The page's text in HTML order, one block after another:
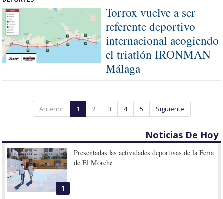
Torrox vuelve a ser
referente deportivo
internacional acogiendo
el triatlón IRONMAN
Málaga
Anterior 1 2 3 4 5 Siguiente
Noticias De Hoy
1
Presentadas las actividades deportivas de la Feria
de El Morche